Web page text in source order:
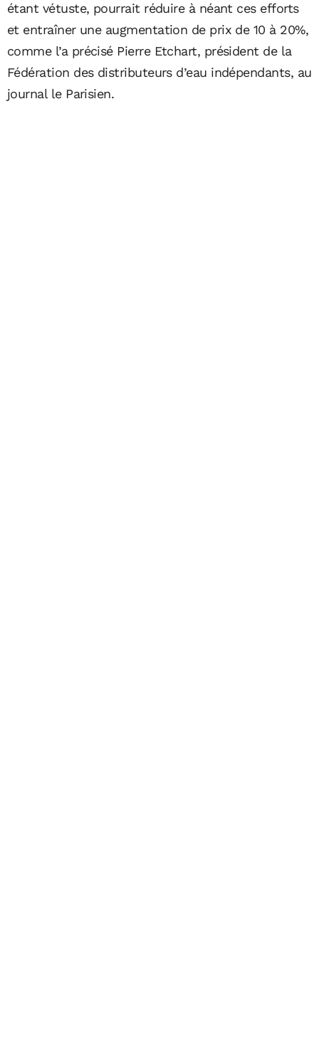
étant vétuste, pourrait réduire à néant ces efforts
et entraîner une augmentation de prix de 10 à 20%,
comme l’a précisé Pierre Etchart, président de la
Fédération des distributeurs d’eau indépendants, au
journal le Parisien.